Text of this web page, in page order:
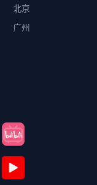
北京
广州